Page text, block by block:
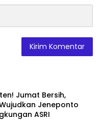
Jumat Bersih,
Jeneponto
ASRI